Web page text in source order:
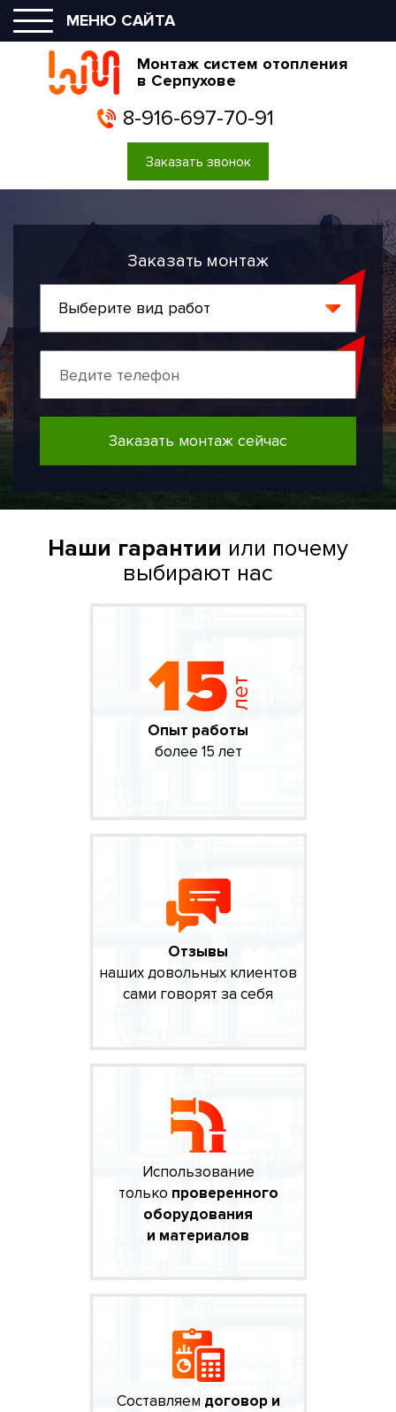
МЕНЮ САЙТА
Монтаж систем отопления
в Серпухове
8-916-697-70-91
Заказать звонок
Заказать монтаж
Заказать монтаж сейчас
Наши гарантии или почему
выбирают нас
Опыт работы
более 15 лет
Отзывы
наших довольных клиентов
сами говорят за себя
Использование
только проверенного
оборудования
и материалов
Составляем договор и